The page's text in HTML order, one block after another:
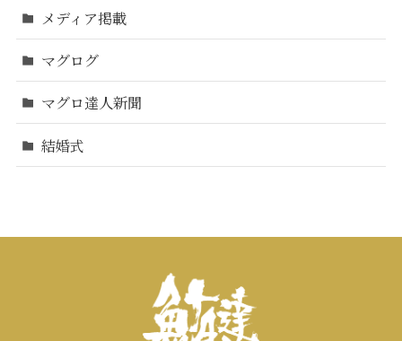
メディア掲載
マグログ
マグロ達人新聞
結婚式